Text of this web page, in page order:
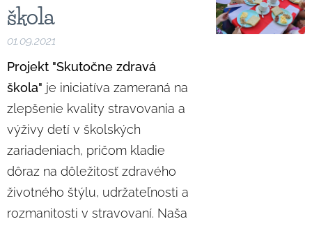
škola
01.09.2021
Projekt "Skutočne zdravá
škola" je iniciatíva zameraná na
zlepšenie kvality stravovania a
výživy detí v školských
zariadeniach, pričom kladie
dôraz na dôležitosť zdravého
životného štýlu, udržateľnosti a
rozmanitosti v stravovaní. Naša